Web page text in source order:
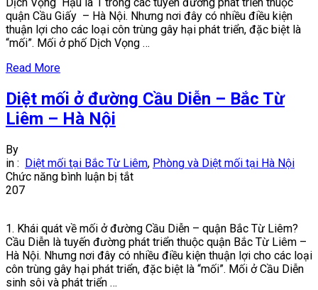
phố
Dịch
Vọng
Hậu-
Hà
Nội
quận Cầu Giấy – Hà Nội. Nhưng nơi đây có nhiều điều kiện
thuận lợi cho các loại côn trùng gây hại phát triển, đặc biệt là
“mối”. Mối ở phố Dịch Vọng …
Read More
Diệt mối ở đường Cầu Diễn – Bắc Từ
Liêm – Hà Nội
By
in : Diệt mối tại Bắc Từ Liêm, Phòng và Diệt mối tại Hà Nội
Chức năng bình luận bị tắtở
đường
Cầu
Diễn
–
207
1. Khái quát về mối ở đường Cầu Diễn – quận Bắc Từ Liêm?
Cầu Diễn là tuyến đường phát triển thuộc quận Bắc Từ Liêm –
Hà Nội. Nhưng nơi đây có nhiều điều kiện thuận lợi cho các loại
côn trùng gây hại phát triển, đặc biệt là “mối”. Mối ở Cầu Diễn
sinh sôi và phát triển …